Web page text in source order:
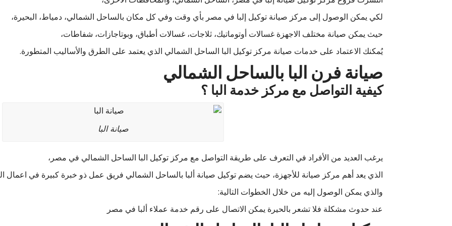
لكي يمكن الوصول إلى مركز صيانة توكيل إلبا في مصر بأي وقت وفي كل مكان بالساحل الشمالي، دمياط، البحيرة،
حيث يمكن صيانة مختلف الاجهزة غسالات أوتوماتيك، ثلاجات، غسالات أطباق، وبوتاجازات، شفاطات،
يُمكنك الاعتماد على خدمات صيانة مركز توكيل البا الساحل الشمالي الذي يعتمد على الطرق والأساليب المتطورة.
صيانة فرن البا بالساحل الشمالي
كيفية التواصل مع مركز خدمة البا ؟
صيانة البا
يرغب العديد من الأفراد في التعرف على طريقة التواصل مع مركز توكيل البا الساحل الشمالي في مصر،
الذي يعد أهم مركز صيانة للأجهزة، حيث يضم توكيل صيانة ألبا بالساحل الشمالي فريق عمل ذو خبرة كبيرة في اعمال
والذي يمكن الوصول إليه من خلال الخطوات التالية:
عند حدوث مشكلة فلا تشعر بالحيرة يمكن الاتصال على رقم خدمة عملاء ألبا في مصر